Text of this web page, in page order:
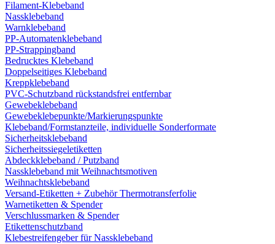
Filament-Klebeband
Nassklebeband
Warnklebeband
PP-Automatenklebeband
PP-Strappingband
Bedrucktes Klebeband
Doppelseitiges Klebeband
Kreppklebeband
PVC-Schutzband rückstandsfrei entfernbar
Gewebeklebeband
Gewebeklebepunkte/Markierungspunkte
Klebeband/Formstanzteile, individuelle Sonderformate
Sicherheitsklebeband
Sicherheitssiegeletiketten
Abdeckklebeband / Putzband
Nassklebeband mit Weihnachtsmotiven
Weihnachtsklebeband
Versand-Etiketten + Zubehör Thermotransferfolie
Warnetiketten & Spender
Verschlussmarken & Spender
Etikettenschutzband
Klebestreifengeber für Nassklebeband